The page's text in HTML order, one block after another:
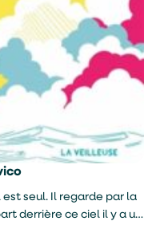
seul. Il regarde par la
derrière ce ciel il y a un